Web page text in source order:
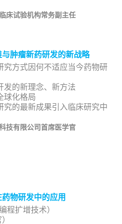
床试验机构常务副主任
肿瘤新药研发的新战略
究方式因何不适应当今药物研
发的新理念、新方法
球化格局
究的最新成果引入临床研究中
技有限公司首席医学官
物研发中的应用
程扩增技术）